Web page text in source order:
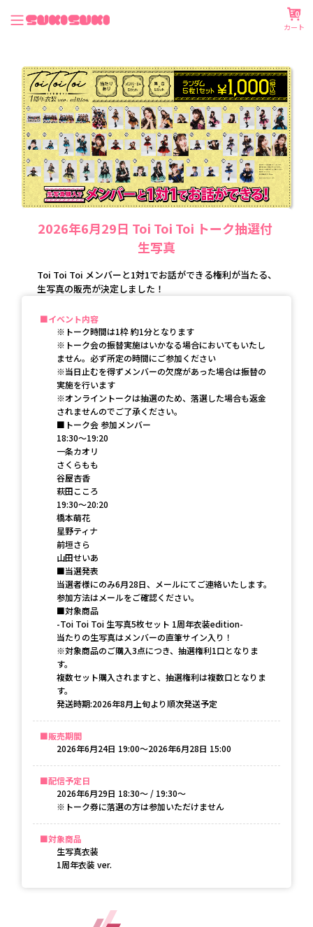
カート
0
2026年6月29日 Toi Toi Toi トーク抽選付
生写真
Toi Toi Toi メンバーと1対1でお話ができる権利が当たる、
生写真の販売が決定しました！
イベント内容
※トーク時間は1枠 約1分となります
※トーク会の振替実施はいかなる場合においてもいたし
ません。必ず所定の時間にご参加ください
※当日止むを得ずメンバーの欠席があった場合は振替の
実施を行います
※オンライントークは抽選のため、落選した場合も返金
されませんのでご了承ください。
■トーク会 参加メンバー
18:30〜19:20
一条カオリ
さくらもも
谷屋杏香
萩田こころ
19:30〜20:20
橋本萌花
星野ティナ
前垣さら
山田せいあ
■当選発表
当選者様にのみ6月28日、メールにてご連絡いたします。
参加方法はメールをご確認ください。
■対象商品
-Toi Toi Toi 生写真5枚セット 1周年衣装edition-
当たりの生写真はメンバーの直筆サイン入り！
※対象商品のご購入3点につき、抽選権利1口となりま
す。
複数セット購入されますと、抽選権利は複数口となりま
す。
発送時期:2026年8月上旬より順次発送予定
販売期間
2026年6月24日 19:00〜2026年6月28日 15:00
配信予定日
2026年6月29日 18:30〜 / 19:30〜
※トーク券に落選の方は参加いただけません
対象商品
生写真衣装
1周年衣装 ver.